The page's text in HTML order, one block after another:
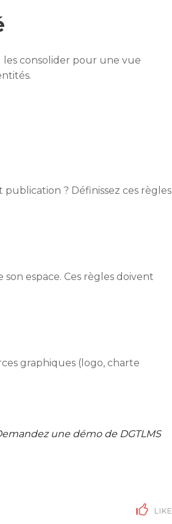
consolider pour une vue
? Définissez ces règles
espace. Ces règles doivent
graphiques (logo, charte
une démo de DGTLMS
LIKE